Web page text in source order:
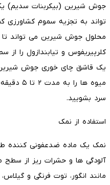
جوش شیرین (بیکربنات سدیم)
تواند به تجزیه سموم کشاورزی
کلرپیریفوس و تیابندازول را
یک قاشق چای خوری جوش
میوه ها
سرد بشویید.
استفاده از نمک
نمک یک ماده ضدعفونی کننده
آلودگی ها و حشرات ریز از سطح
مانند انگور، توت فرنگی و